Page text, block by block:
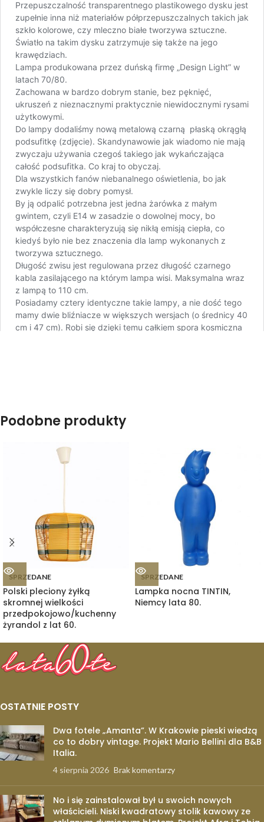
Podobne produkty
SPRZEDANE
Polski pleciony żyłką
skromnej wielkości
przedpokojowo/kuchenny
żyrandol z lat 60.
SPRZEDANE
Lampka nocna TINTIN,
Niemcy lata 80.
OSTATNIE POSTY
Dwa fotele „Amanta”. W Krakowie pieski wiedzą
co to dobry vintage. Projekt Mario Bellini dla B&B
Italia.
4 sierpnia 2026 Brak komentarzy
No i się zainstalował był u swoich nowych
właścicieli. Niski kwadratowy stolik kawowy ze